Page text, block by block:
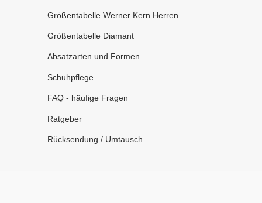
Größentabelle Werner Kern Herren
Größentabelle Diamant
Absatzarten und Formen
Schuhpflege
FAQ - häufige Fragen
Ratgeber
Rücksendung / Umtausch